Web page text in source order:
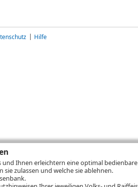
Ihnen erleichtern eine optimal
sie zulassen und welche sie ablehnen.
Hilfe